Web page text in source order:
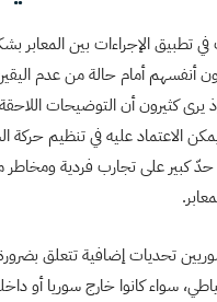
تطبيق الإجراءات بين المعابر
أنفسهم أمام حالة من عدم
يرى كثيرون أن التوضيحات
الاعتماد عليه في تنظيم حركة
كبير على تجارب فردية ومخاطر
تحديات إضافية تتعلق
سواء كانوا خارج سوريا أو